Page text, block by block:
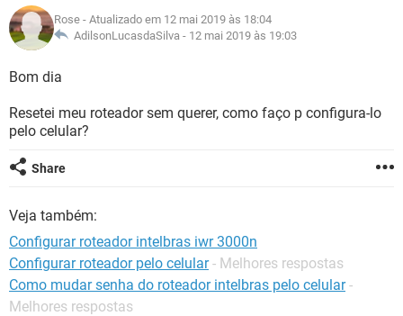
INSTAGRAM
GUIA DE COMPRAS
OUTLOOK EXCEL
INSTAGRAM
GUIA DE COMPRAS
JOGOS
CELULAR FACEBOOK
GUIA DE COMPRAS
GLOSSÁRIO
JOGOS
CELULAR
OUTLOOK EXCEL
GUIA DE COMPRAS
Rose - Atualizado em 12 mai 2019 às 18:04
AdilsonLucasdaSilva - 12 mai 2019 às 19:03
Bom dia
Resetei meu roteador sem querer, como faço p configura-lo
pelo celular?
Share
Veja também:
Configurar roteador intelbras iwr 3000n
Configurar roteador pelo celular - Melhores respostas
Como mudar senha do roteador intelbras pelo celular -
Melhores respostas